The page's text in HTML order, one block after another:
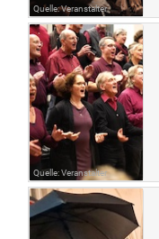
Quelle: Veranstalter
Quelle: Veranstalter